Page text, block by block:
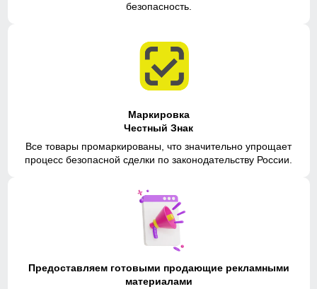
безопасность.
Маркировка
Честный Знак
Все товары промаркированы, что значительно упрощает
процесс безопасной сделки по законодательству России.
Предоставляем готовыми продающие рекламными
материалами